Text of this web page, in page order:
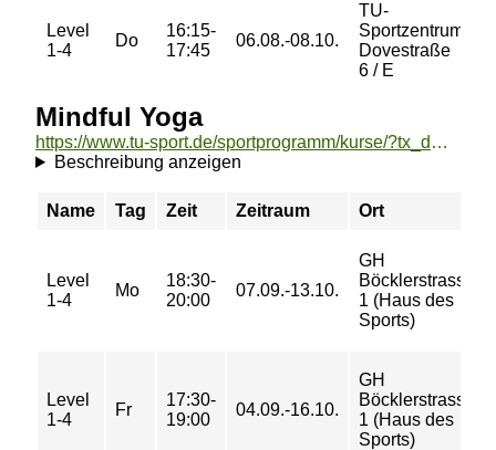
Level
1-4
Do
16:15-
17:45
06.08.-08.10.
TU-
Sportzentrum
Dovestraße
6 / E
Mindful Yoga
https://www.tu-sport.de/sportprogramm/kurse/?tx_dwzeh_courses%5Baction%5D=show&tx_dwzeh_courses%5BsportsDescription%5D=1033&cHash=d69c57d50c19f15da3d184339291eccd
Beschreibung anzeigen
Name Tag Zeit Zeitraum Ort
Level
1-4
Mo
18:30-
20:00
07.09.-13.10.
GH
Böcklerstrasse
1 (Haus des
Sports)
Level
1-4
Fr
17:30-
19:00
04.09.-16.10.
GH
Böcklerstrasse
1 (Haus des
Sports)